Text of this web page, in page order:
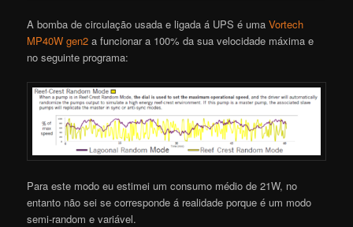
A bomba de circulação usada e ligada á UPS é umaVortech
MP40W gen2 a funcionar a 100% da sua velocidade máxima e
no seguinte programa:
Para este modo eu estimei um consumo médio de 21W, no
entanto não sei se corresponde á realidade porque é um modo
semi-random e variável.